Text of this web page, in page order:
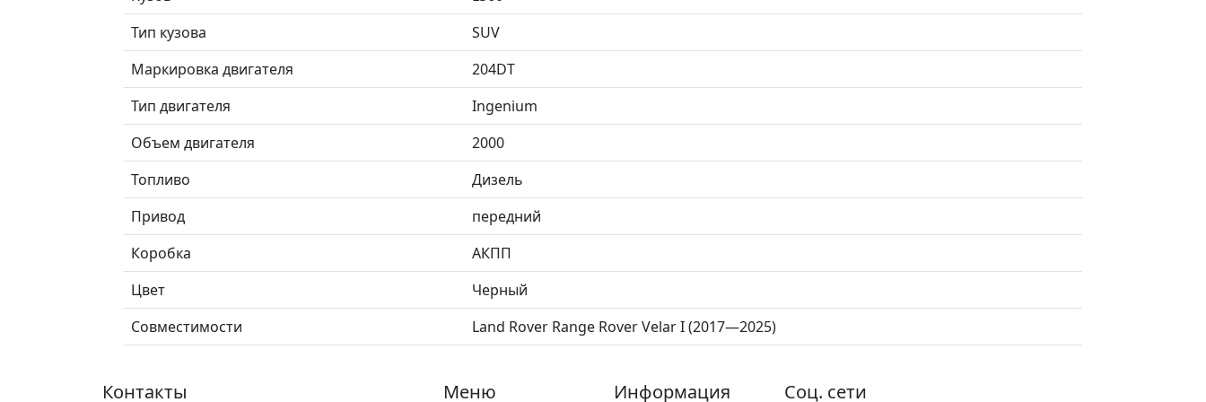
Тип кузова
SUV
Маркировка двигателя
204DT
Тип двигателя
Ingenium
Объем двигателя
2000
Топливо
Дизель
Привод
передний
Коробка
АКПП
Цвет
Черный
Совместимости
Land Rover Range Rover Velar I (2017—2025)
Контакты Меню Информация Соц. сети